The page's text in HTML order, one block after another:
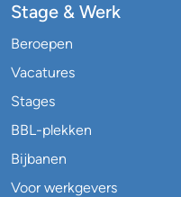
Stage & Werk
Beroepen
Vacatures
Stages
BBL-plekken
Bijbanen
Voor werkgevers